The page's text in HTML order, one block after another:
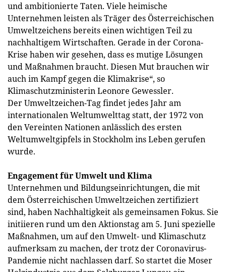
und ambitionierte Taten. Viele heimische
Unternehmen leisten als Träger des Österreichischen
Umweltzeichens bereits einen wichtigen Teil zu
nachhaltigem Wirtschaften. Gerade in der Corona-
Krise haben wir gesehen, dass es mutige Lösungen
und Maßnahmen braucht. Diesen Mut brauchen wir
auch im Kampf gegen die Klimakrise“, so
Klimaschutzministerin Leonore Gewessler.
Der Umweltzeichen-Tag findet jedes Jahr am
internationalen Weltumwelttag statt, der 1972 von
den Vereinten Nationen anlässlich des ersten
Weltumweltgipfels in Stockholm ins Leben gerufen
wurde.
Engagement für Umwelt und Klima
Unternehmen und Bildungseinrichtungen, die mit
dem Österreichischen Umweltzeichen zertifiziert
sind, haben Nachhaltigkeit als gemeinsamen Fokus. Sie
initiieren rund um den Aktionstag am 5. Juni spezielle
Maßnahmen, um auf den Umwelt- und Klimaschutz
aufmerksam zu machen, der trotz der Coronavirus-
Pandemie nicht nachlassen darf. So startet die Moser